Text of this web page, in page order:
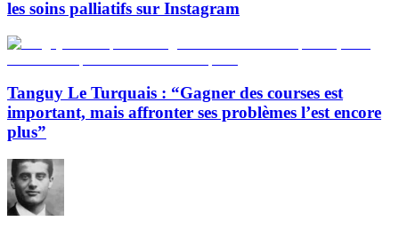
les soins palliatifs sur Instagram
Tanguy Le Turquais : “Gagner des courses est
important, mais affronter ses problèmes l’est encore
plus”